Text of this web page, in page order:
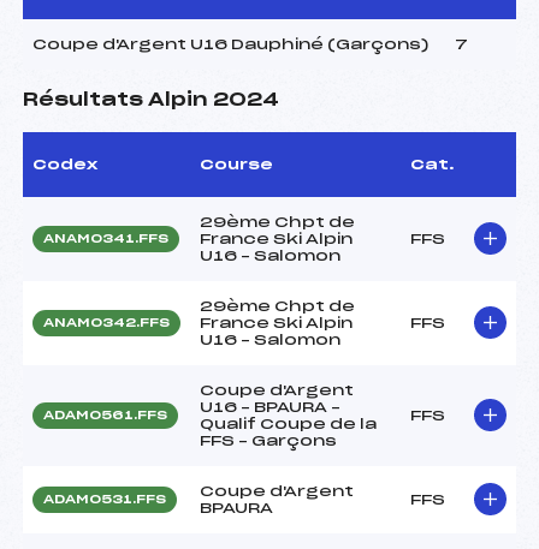
Coupe d'Argent U16 Dauphiné (Garçons) 7
Résultats Alpin 2024
Codex Course Cat.
ANAM0341.FFS
29ème Chpt de
France Ski Alpin
U16 – Salomon
FFS
ANAM0342.FFS
29ème Chpt de
France Ski Alpin
U16 – Salomon
FFS
ADAM0561.FFS
Coupe d'Argent
U16 – BPAURA –
Qualif Coupe de la
FFS – Garçons
FFS
ADAM0531.FFS
Coupe d'Argent
BPAURA
FFS